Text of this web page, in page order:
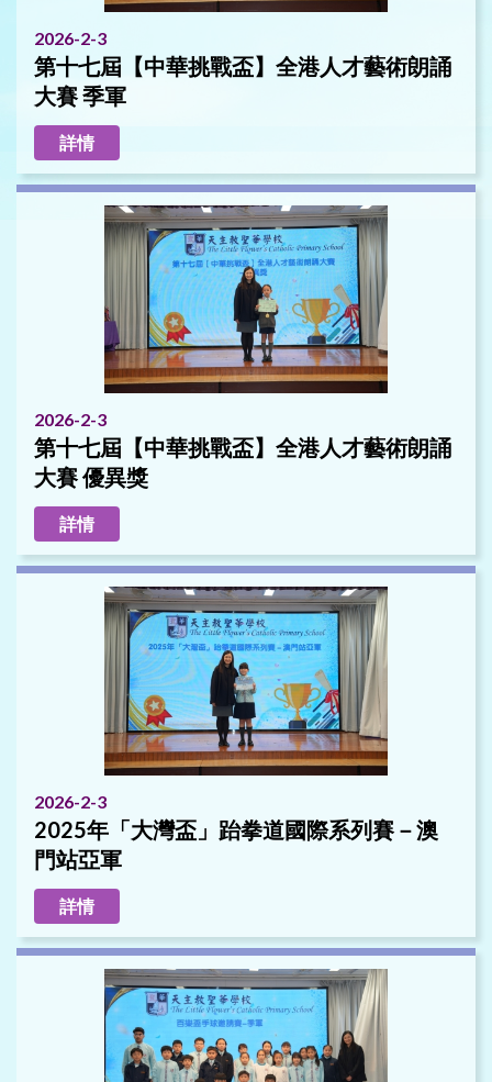
2026-2-3
第十七屆【中華挑戰盃】全港人才藝術朗誦
大賽 季軍
詳情
2026-2-3
第十七屆【中華挑戰盃】全港人才藝術朗誦
大賽 優異獎
詳情
2026-2-3
2025年「大灣盃」跆拳道國際系列賽－澳
門站亞軍
詳情